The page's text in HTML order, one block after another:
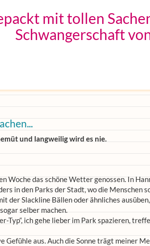
mit tollen
Schwangerschaft
und langweilig wird es nie.
Woche das schöne Wetter genossen. In
in den Parks der Stadt, wo die Menschen
der Slackline Bällen oder ähnliches
selber machen.
Typ“, ich gehe lieber im Park spazieren,
Gefühle aus. Auch die Sonne trägt meiner